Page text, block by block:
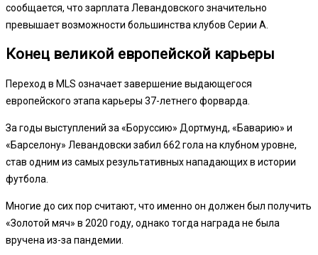
сообщается, что зарплата Левандовского значительно
превышает возможности большинства клубов Серии А.
Конец великой европейской карьеры
Переход в MLS означает завершение выдающегося
европейского этапа карьеры 37-летнего форварда.
За годы выступлений за «Боруссию» Дортмунд, «Баварию» и
«Барселону» Левандовски забил 662 гола на клубном уровне,
став одним из самых результативных нападающих в истории
футбола.
Многие до сих пор считают, что именно он должен был получить
«Золотой мяч» в 2020 году, однако тогда награда не была
вручена из-за пандемии.